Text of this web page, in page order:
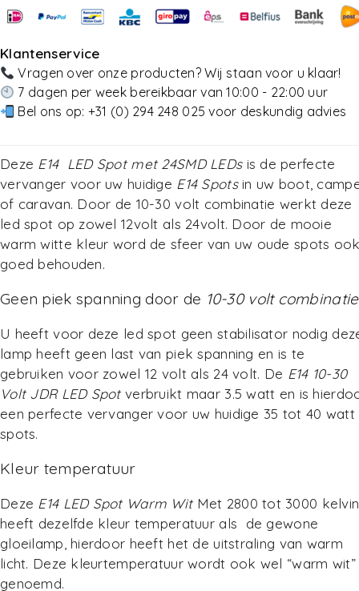
Toevoegen Aan Winkelwagen
Klantenservice
Vragen over onze producten? Wij staan voor u klaar!
7 dagen per week bereikbaar van 10:00 - 22:00 uur
Bel ons op: +31 (0) 294 248 025 voor deskundig advies
Deze E14 LED Spot met 24SMD LEDsis de perfecte
vervanger voor uw huidige E14 Spotsin uw boot,
of caravan. Door de 10-30 volt combinatie werkt deze
led spot op zowel 12volt als 24volt. Door de mooie
warm witte kleur word de sfeer van uw oude spots
goed behouden.
Geen piek spanning door de 10-30 volt combinatie
U heeft voor deze led spot geen stabilisator nodig
lamp heeft geen last van piek spanning en is te
gebruiken voor zowel 12 volt als 24 volt. De E14 10-30
Volt JDR LED Spotverbruikt maar 3.5 watt en is
een perfecte vervanger voor uw huidige 35 tot 40 watt
spots.
Kleur temperatuur
Deze E14 LED Spot Warm WitMet 2800 tot 3000 kelvin
heeft dezelfde kleur temperatuur als de gewone
gloeilamp, hierdoor heeft het de uitstraling van warm
licht. Deze kleurtemperatuur wordt ook wel “warm wit”
genoemd.